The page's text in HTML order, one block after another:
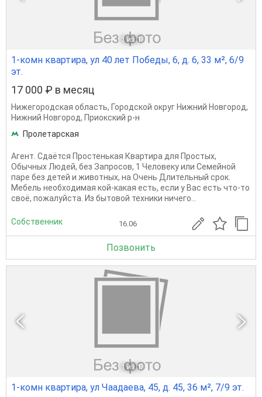
1 из 1
1-комн квартира, ул 40 лет Победы, 6, д. 6, 33 м², 6/9
эт.
17 000 ₽ в месяц
Нижегородская область, Городской округ Нижний Новгород,
Нижний Новгород, Приокский р-н
Пролетарская
Агент. Сдаётся Простенькая Квартира для Простых,
Обычных Людей, без Запросов, 1 Человеку или Семейной
паре без детей и животных, на Очень Длительный срок.
Мебель необходимая кой-какая есть, если у Вас есть что-то
своё, пожалуйста. Из бытовой техники ничего...
Собственник 16.06
Позвонить
1 из 1
1-комн квартира, ул Чаадаева, 45, д. 45, 36 м², 7/9 эт.